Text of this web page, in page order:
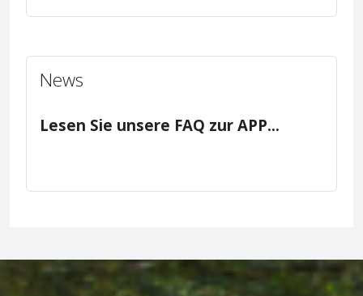
News
Lesen Sie unsere FAQ zur APP...